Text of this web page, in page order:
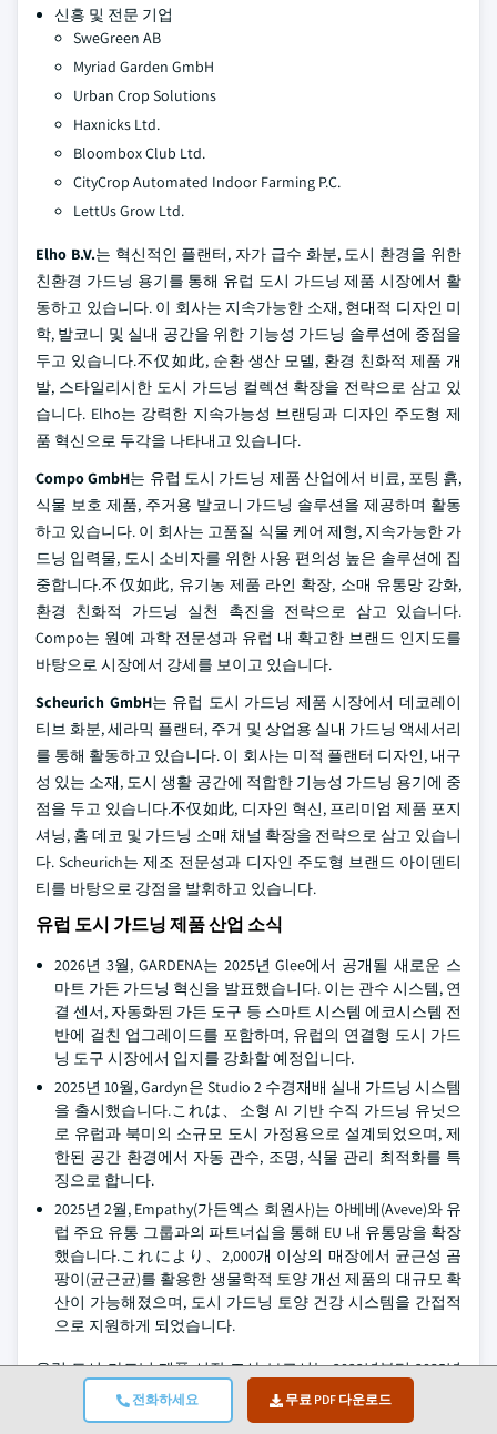
전화하세요 무료 PDF 다운로드
신흥 및 전문 기업
SweGreen AB
Myriad Garden GmbH
Urban Crop Solutions
Haxnicks Ltd.
Bloombox Club Ltd.
CityCrop Automated Indoor Farming P.C.
LettUs Grow Ltd.
Elho B.V.는 혁신적인 플랜터, 자가 급수 화분, 도시 환경을 위한
친환경 가드닝 용기를 통해 유럽 도시 가드닝 제품 시장에서 활
동하고 있습니다. 이 회사는 지속가능한 소재, 현대적 디자인 미
학, 발코니 및 실내 공간을 위한 기능성 가드닝 솔루션에 중점을
두고 있습니다.不仅如此, 순환 생산 모델, 환경 친화적 제품 개
발, 스타일리시한 도시 가드닝 컬렉션 확장을 전략으로 삼고 있
습니다. Elho는 강력한 지속가능성 브랜딩과 디자인 주도형 제
품 혁신으로 두각을 나타내고 있습니다.
Compo GmbH는 유럽 도시 가드닝 제품 산업에서 비료, 포팅 흙,
식물 보호 제품, 주거용 발코니 가드닝 솔루션을 제공하며 활동
하고 있습니다. 이 회사는 고품질 식물 케어 제형, 지속가능한 가
드닝 입력물, 도시 소비자를 위한 사용 편의성 높은 솔루션에 집
중합니다.不仅如此, 유기농 제품 라인 확장, 소매 유통망 강화,
환경 친화적 가드닝 실천 촉진을 전략으로 삼고 있습니다.
Compo는 원예 과학 전문성과 유럽 내 확고한 브랜드 인지도를
바탕으로 시장에서 강세를 보이고 있습니다.
Scheurich GmbH는 유럽 도시 가드닝 제품 시장에서 데코레이
티브 화분, 세라믹 플랜터, 주거 및 상업용 실내 가드닝 액세서리
를 통해 활동하고 있습니다. 이 회사는 미적 플랜터 디자인, 내구
성 있는 소재, 도시 생활 공간에 적합한 기능성 가드닝 용기에 중
점을 두고 있습니다.不仅如此, 디자인 혁신, 프리미엄 제품 포지
셔닝, 홈 데코 및 가드닝 소매 채널 확장을 전략으로 삼고 있습니
다. Scheurich는 제조 전문성과 디자인 주도형 브랜드 아이덴티
티를 바탕으로 강점을 발휘하고 있습니다.
유럽 도시 가드닝 제품 산업 소식
2026년 3월, GARDENA는 2025년 Glee에서 공개될 새로운 스
마트 가든 가드닝 혁신을 발표했습니다. 이는 관수 시스템, 연
결 센서, 자동화된 가든 도구 등 스마트 시스템 에코시스템 전
반에 걸친 업그레이드를 포함하며, 유럽의 연결형 도시 가드
닝 도구 시장에서 입지를 강화할 예정입니다.
2025년 10월, Gardyn은 Studio 2 수경재배 실내 가드닝 시스템
을 출시했습니다.これは、소형 AI 기반 수직 가드닝 유닛으
로 유럽과 북미의 소규모 도시 가정용으로 설계되었으며, 제
한된 공간 환경에서 자동 관수, 조명, 식물 관리 최적화를 특
징으로 합니다.
2025년 2월, Empathy(가든엑스 회원사)는 아베베(Aveve)와 유
럽 주요 유통 그룹과의 파트너십을 통해 EU 내 유통망을 확장
했습니다.これにより、2,000개 이상의 매장에서 균근성 곰
팡이(균근균)를 활용한 생물학적 토양 개선 제품의 대규모 확
산이 가능해졌으며, 도시 가드닝 토양 건강 시스템을 간접적
으로 지원하게 되었습니다.
유럽 도시 가드닝 제품 시장 조사 보고서는 2022년부터 2035년
까지 수익(USD Billion) 및 볼륨(천 대) 기준으로 추정치와 예측치
를 포함하여 다음과 같은 세그먼트에 대한 심층 분석을 제공합